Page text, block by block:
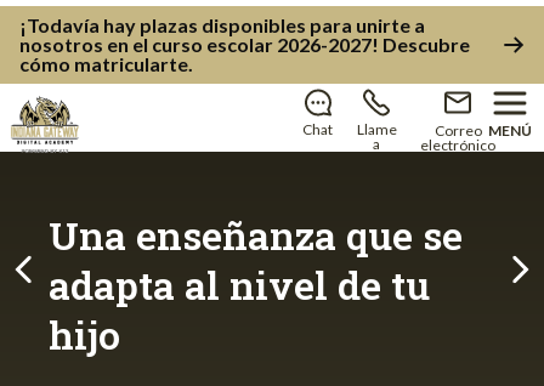
¡Todavía hay plazas disponibles para unirte a
nosotros en el curso escolar 2026-2027! Descubre
cómo matricularte.
Chat
Llame
a
Correo
electrónico
MENÚ
Una enseñanza que se
adapta al nivel de tu
hijo
Anterior